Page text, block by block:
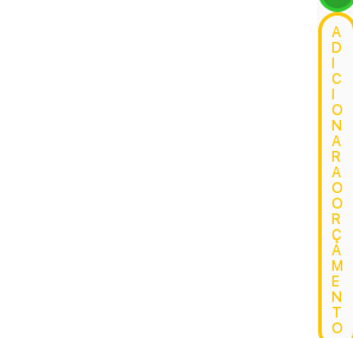
A
D
C
O
N
A
R
A
O
O
R
Ç
A
M
E
N
T
O